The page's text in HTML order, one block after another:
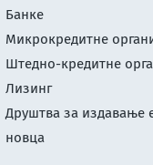
Банке
Микрокредитне
Штедно-кредитне
Лизинг
Друштва за издавање
новца